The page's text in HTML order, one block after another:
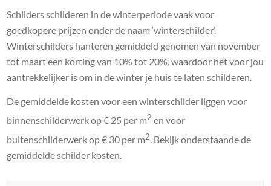
Schilders schilderen in de winterperiode vaak voor
goedkopere prijzen onder de naam ‘winterschilder’.
Winterschilders hanteren gemiddeld genomen van november
tot maart een korting van 10% tot 20%, waardoor het voor jou
aantrekkelijker is om in de winter je huis te laten schilderen.
De gemiddelde kosten voor een winterschilder liggen voor
binnenschilderwerk op € 25 per m2 en voor
buitenschilderwerk op € 30 per m2 . Bekijk onderstaande de
gemiddelde schilder kosten.